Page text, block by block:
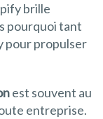
brille
pourquoi tant
pour propulser
est souvent au
entreprise.